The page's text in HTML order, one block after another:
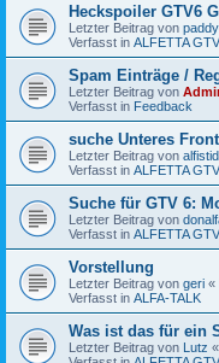
Heckspoiler GTV6
Letzter Beitrag von
Verfasst in ALFETTA
Spam Einträge /
Letzter Beitrag von
Verfasst in Feedback
suche Unteres
Letzter Beitrag von
Verfasst in ALFETTA
Suche für GTV 6:
Letzter Beitrag von
Verfasst in ALFETTA
Vorstellung
Letzter Beitrag von geri «
Verfasst in ALFA-TALK
Was ist das für ein
Letzter Beitrag von Lutz «